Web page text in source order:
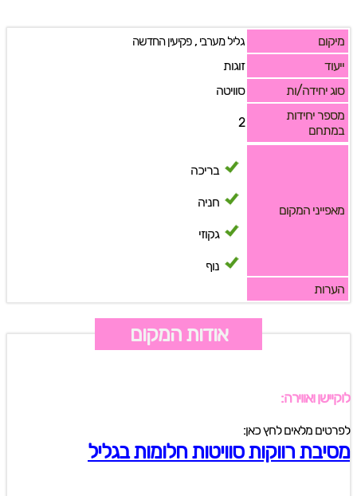
מיקום גליל מערבי, פקיעין החדשה
ייעוד
זוגות
סוג יחידה/ות
סוויטה
מספר יחידות
במתחם
2
מאפייני המקום
בריכה
חניה
גקוזי
נוף
הערות
אודות המקום
לוקיישן ואווירה:
לפרטים מלאים לחץ כאן:
מסיבת רווקות סוויטות חלומות בגליל